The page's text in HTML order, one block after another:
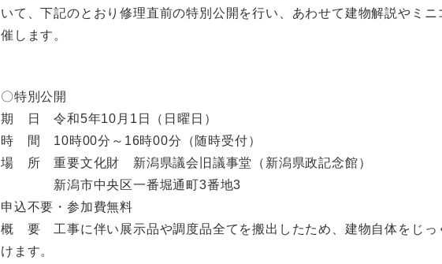
いて、下記のとおり修理直前の特別公開を行い、あわせて建物解説やミニ
催します。
〇特別公開
期 日 令和5年10月1日（日曜日）
時 間 10時00分～16時00分（随時受付）
場 所 重要文化財 新潟県議会旧議事堂（新潟県政記念館）
新潟市中央区一番堀通町3番地3
申込不要・参加費無料
概 要 工事に伴い展示品や調度品全てを搬出したため、建物自体をじっ
けます。